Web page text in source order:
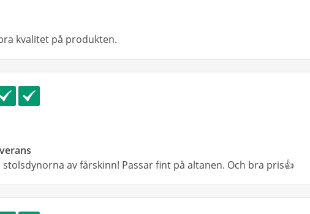
kvalitet på produkten.
av fårskinn! Passar fint på altanen. Och bra pris👍